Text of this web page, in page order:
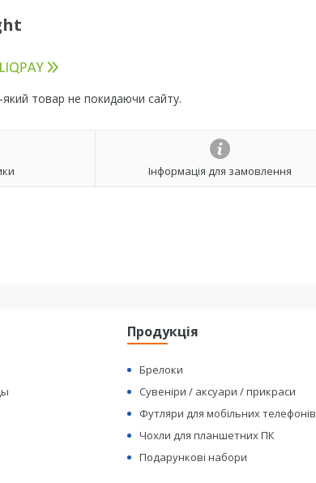
який товар не покидаючи сайту.
Інформація для замовлення
Продукція
Брелоки
Сувеніри / аксуари / прикраси
Футляри для мобільних телефонів
Чохли для планшетних ПК
Подарункові набори